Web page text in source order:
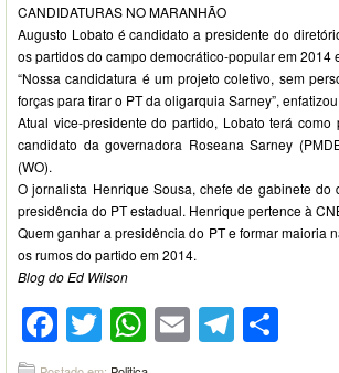
CANDIDATURAS NO MARANHÃO
Augusto Lobato é candidato a presidente do
os partidos do campo democrático-popular em
“Nossa candidatura é um projeto coletivo, sem
forças para tirar o PT da oligarquia Sarney”,
Atual vice-presidente do partido, Lobato terá
candidato da governadora Roseana Sarney
(WO).
O jornalista Henrique Sousa, chefe de gabinete
presidência do PT estadual. Henrique pertence à
Quem ganhar a presidência do PT e formar maioria
os rumos do partido em 2014.
Blog do Ed Wilson
Facebook
Twitter
WhatsApp
Email